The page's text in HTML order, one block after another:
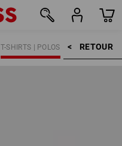
RETOUR    >
T-SHIRTS | POLOS